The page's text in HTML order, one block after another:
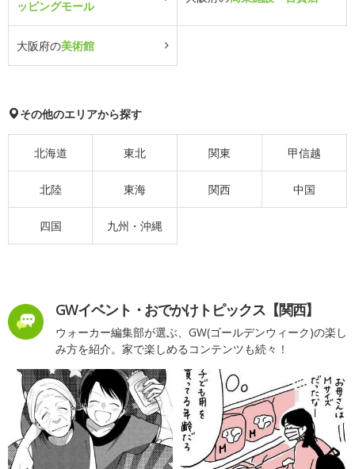
ッピングモール
大阪府の美術館
その他のエリアから探す
北海道 東北 関東 甲信越
北陸 東海 関西 中国
四国 九州・沖縄
GWイベント・おでかけトピックス【関西】
ウォーカー編集部が選ぶ、GW(ゴールデンウィーク)の楽し
み方を紹介。家で楽しめるコンテンツも続々！